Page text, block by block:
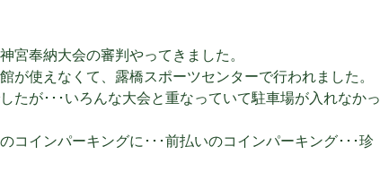
宮奉納大会の審判やってきました。
が使えなくて、露橋スポーツセンターで行われました。
たが･･･いろんな大会と重なっていて駐車場が入れなかっ
コインパーキングに･･･前払いのコインパーキング･･･珍